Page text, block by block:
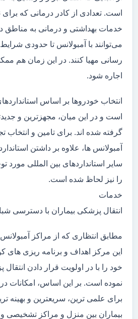
است. تعدادی از کادر درمانی که برای
خدمات بهداشتی و درمانی به مناطق
می‌توانند با آمبولانس تا حدودی
رسانی مهیا کنند. در این زمان هم
اجاره شود.
انتخاب خودروها بر اساس
است و در این میان، مجهزترین و
گرفته شده اند. برای تامین و انتخاب
آمبولانس ها، علاوه بر داشتن
سایر استانداردهای بین المللی مورد
را نیز لحاظ شده است.
خدمات
انتقال پزشکی بیماران با دسترسی
مطابق انتظاری که از مراکز
این مرکز اهداف و برنامه ریزی های
خود را با در اولویت قرار دادن
نموده است. بر این اساس، امکانات
برای علمی ترین، سریعترین و بهینه
بیماران بین منزل و مراکز تشخیصی و